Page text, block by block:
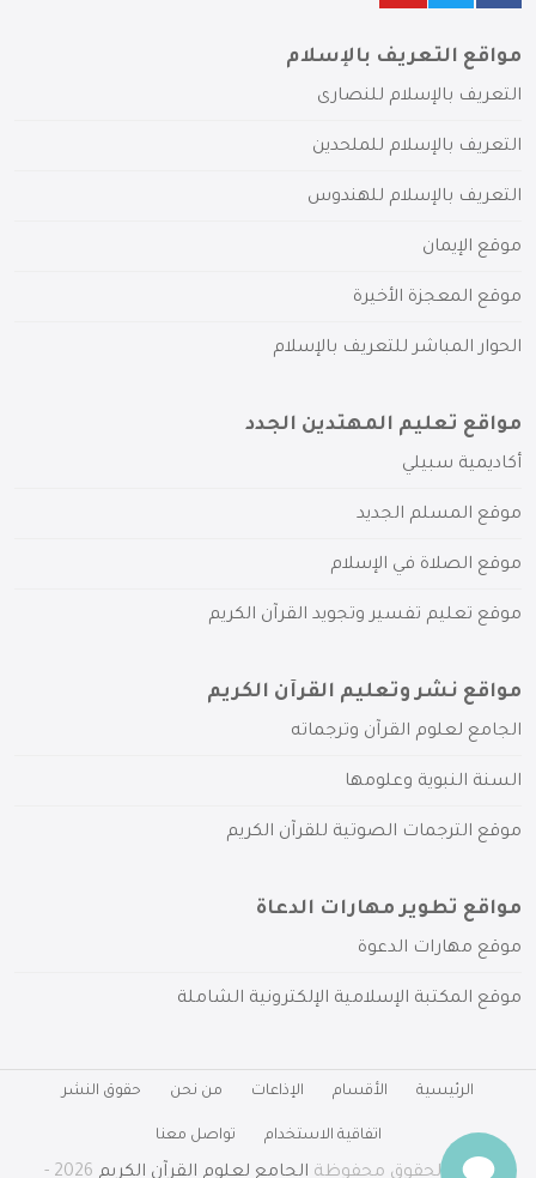
مواقع التعريف بالإسلام
التعريف بالإسلام للنصارى
التعريف بالإسلام للملحدين
التعريف بالإسلام للهندوس
موقع الإيمان
موقع المعجزة الأخيرة
الحوار المباشر للتعريف بالإسلام
مواقع تعليم المهتدين الجدد
أكاديمية سبيلي
موقع المسلم الجديد
موقع الصلاة في الإسلام
موقع تعليم تفسير وتجويد القرآن الكريم
مواقع نشر وتعليم القرآن الكريم
الجامع لعلوم القرآن وترجماته
السنة النبوية وعلومها
موقع الترجمات الصوتية للقرآن الكريم
مواقع تطوير مهارات الدعاة
موقع مهارات الدعوة
موقع المكتبة الإسلامية الإلكترونية الشاملة
الرئيسية الأقسام الإذاعات من نحن حقوق النشر
اتفاقية الاستخدام تواصل معنا
جميع الحقوق محفوظة الجامع لعلوم القرآن الكريم 2026 -